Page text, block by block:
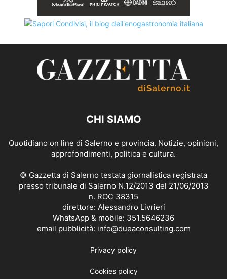
CHI SIAMO
Quotidiano on line di Salerno e provincia. Notizie, opinioni,
approfondimenti, politica e cultura.
© Gazzetta di Salerno testata giornalistica registrata
presso tribunale di Salerno N.12/2013 del 21/06/2013
n. ROC 38315
direttore: Alessandro Livrieri
WhatsApp & mobile: 351.5646236
email pubblicità: info@dueaconsulting.com
Privacy policy
Cookies policy